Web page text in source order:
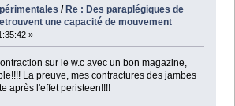
/Re : Des paraplégiques de
une capacité de mouvement
»
sur le w.c avec un bon magazine,
La preuve, mes contractures des jambes
après l'effet peristeen!!!!